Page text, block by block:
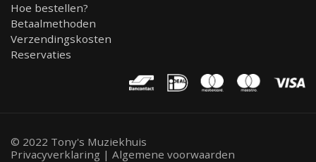
Hoe bestellen?
Betaalmethoden
Verzendingskosten
Reservaties
© 2022 Tony's Muziekhuis
Privacyverklaring | Algemene voorwaarden